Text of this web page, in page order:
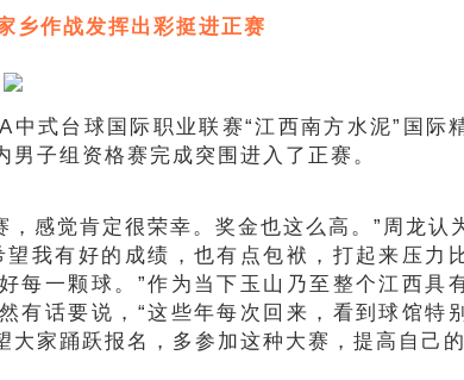
乡作战发挥出彩挺进正赛
中式台球国际职业联赛“江西南方水泥”国际
子组资格赛完成突围进入了正赛。
，感觉肯定很荣幸。奖金也这么高。”周龙认
我有好的成绩，也有点包袱，打起来压力
每一颗球。”作为当下玉山乃至整个江西具
有话要说，“这些年每次回来，看到球馆特
大家踊跃报名，多参加这种大赛，提高自己